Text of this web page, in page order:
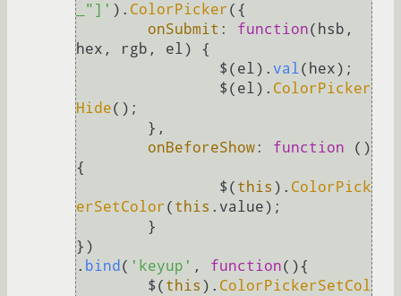
_"]' ). ColorPicker({
onSubmit : function( hsb,
hex, rgb, el) {
		$(el).
val(hex);
		$(el).
ColorPicker
Hide();
onBeforeShow : function ( )
{
		$(
this ). ColorPick
erSetColor( this . value);
})
. bind ( 'keyup' , function( ){
	$(
this ). ColorPickerSetCol